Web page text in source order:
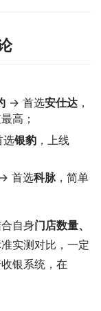
→ 首选安仕达 ，
高；
银豹 ，上线
→ 首选科脉 ，简单
自身门店数量、
准实测对比，一定
银系统，在